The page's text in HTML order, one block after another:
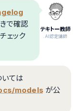
テキトー教師
.AI認定講師
で確認
ェック
ては
models が公